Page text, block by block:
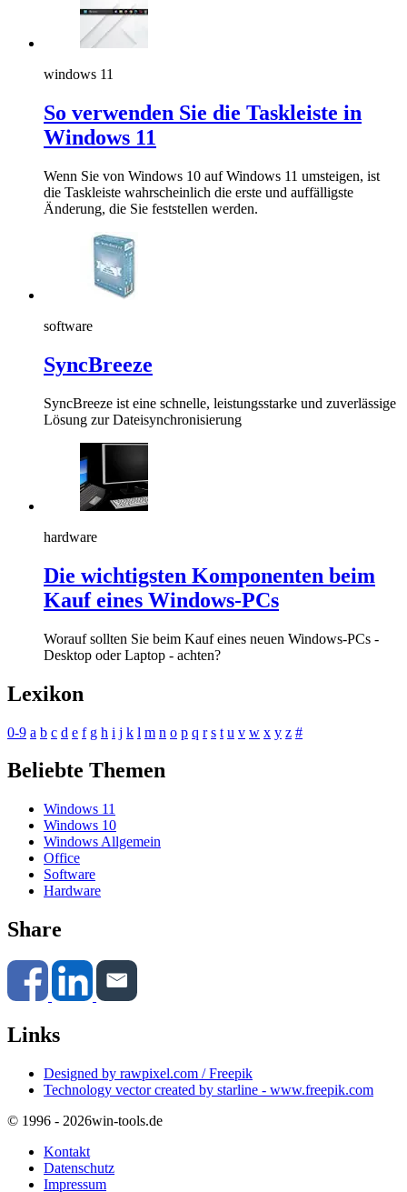
windows 11
So verwenden Sie die Taskleiste in
Windows 11
Wenn Sie von Windows 10 auf Windows 11 umsteigen, ist
die Taskleiste wahrscheinlich die erste und auffälligste
Änderung, die Sie feststellen werden.
software
SyncBreeze
SyncBreeze ist eine schnelle, leistungsstarke und zuverlässige
Lösung zur Dateisynchronisierung
hardware
Die wichtigsten Komponenten beim
Kauf eines Windows-PCs
Worauf sollten Sie beim Kauf eines neuen Windows-PCs -
Desktop oder Laptop - achten?
Lexikon
0-9 a b c d e f g h i j k l m n o p q r s t u v w x y z #
Beliebte Themen
Windows 11
Windows 10
Windows Allgemein
Office
Software
Hardware
Share
Links
Designed by rawpixel.com / Freepik
Technology vector created by starline - www.freepik.com
© 1996 - 2026win-tools.de
Kontakt
Datenschutz
Impressum